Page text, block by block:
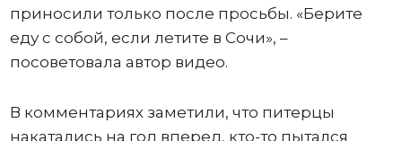
приносили только после просьбы. «Берите
еду с собой, если летите в Сочи», –
посоветовала автор видео.
В комментариях заметили, что питерцы
накатались на год вперед, кто-то пытался